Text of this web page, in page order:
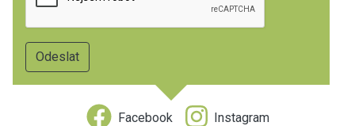
Facebook Instagram